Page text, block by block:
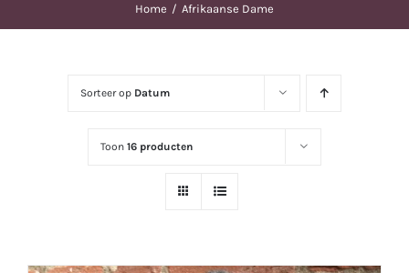
Home Afrikaanse Dame
Sorteer op Datum
Toon16 producten